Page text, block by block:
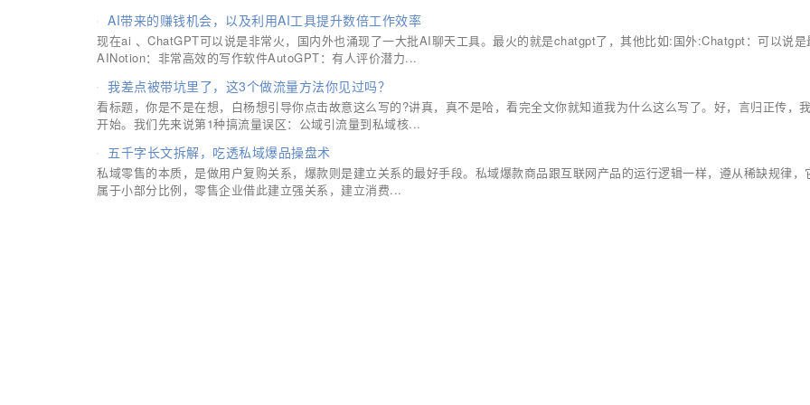
AI带来的赚钱机会，以及利用AI工具提升数倍工作效率
现在ai 、ChatGPT可以说是非常火，国内外也涌现了一大批AI聊天工具。最火的就是chatgpt了，其他比如:国外:Chatgpt：可以说是
AINotion：非常高效的写作软件AutoGPT：有人评价潜力...
我差点被带坑里了，这3个做流量方法你见过吗？
看标题，你是不是在想，白杨想引导你点击故意这么写的?讲真，真不是哈，看完全文你就知道我为什么这么写了。好，言归正传，
开始。我们先来说第1种搞流量误区：公域引流量到私域核...
五千字长文拆解，吃透私域爆品操盘术
私域零售的本质，是做用户复购关系，爆款则是建立关系的最好手段。私域爆款商品跟互联网产品的运行逻辑一样，遵从稀缺规律，
属于小部分比例，零售企业借此建立强关系，建立消费...